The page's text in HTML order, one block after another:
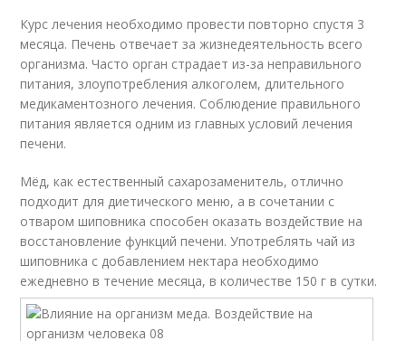
Курс лечения необходимо провести повторно спустя 3
месяца. Печень отвечает за жизнедеятельность всего
организма. Часто орган страдает из-за неправильного
питания, злоупотребления алкоголем, длительного
медикаментозного лечения. Соблюдение правильного
питания является одним из главных условий лечения
печени.
Мёд, как естественный сахарозаменитель, отлично
подходит для диетического меню, а в сочетании с
отваром шиповника способен оказать воздействие на
восстановление функций печени. Употреблять чай из
шиповника с добавлением нектара необходимо
ежедневно в течение месяца, в количестве 150 г в сутки.